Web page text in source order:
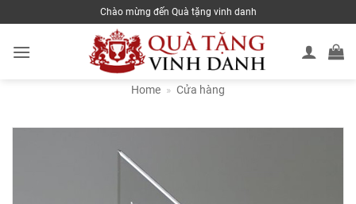
to
content
Chào mừng đến Quà tặng vinh danh
Home » Cửa hàng